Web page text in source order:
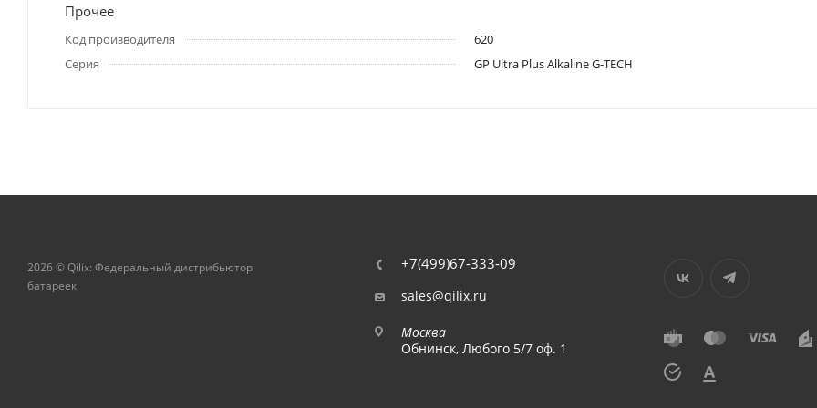
Прочее
Код производителя
620
Серия
GP Ultra Plus Alkaline G-TECH
2026 © Qilix: Федеральный дистрибьютор
батареек
+7(499)67-333-09
sales@qilix.ru
Москва
Обнинск, Любого 5/7 оф. 1